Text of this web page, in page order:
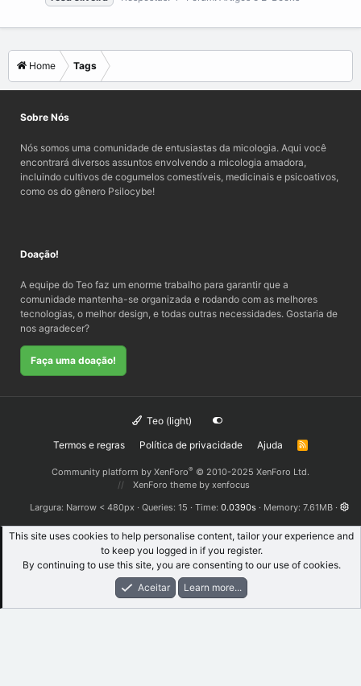
Home Tags
Sobre Nós
Nós somos uma comunidade de entusiastas da micologia. Aqui você
encontrará diversos assuntos envolvendo a micologia amadora,
incluindo cultivos de cogumelos comestíveis, medicinais e psicoativos,
como os do gênero Psilocybe!
Doação!
A equipe do Teo faz um enorme trabalho para garantir que a
comunidade mantenha-se organizada e rodando com as melhores
tecnologias, o melhor design, e todas outras necessidades. Gostaria de
nos agradecer?
Faça uma doação!
Teo (light)
Termos e regras
Política de privacidade Ajuda
R
Community platform by XenForo® © 2010-2025 XenForo Ltd.
XenForo theme by xenfocus
Largura
Queries 15 Time 0.0390s Memory 7.61MB
This site uses cookies to help personalise content, tailor your experience and
to keep you logged in if you register.
By continuing to use this site, you are consenting to our use of cookies.
Aceitar
Learn more...